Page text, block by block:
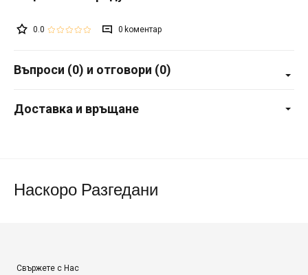
0.0 0
Въпроси (0) и отговори (0)
Доставка и връщане
Наскоро Разгедани
Свържете с Нас